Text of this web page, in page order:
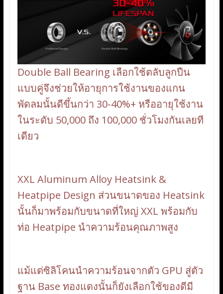
Double Ball Bearing เลือกใช้ตลับลูกปืน
แบบคู่จึงช่วยให้อายุการใช้งานของแกน
พัดลมนั้นดีขึ้นกว่า 30-40%+ หรืออายุใช้งาน
ในระดับ 50,000 ถึง 100,000 ชั่วโมงกันเลยที
เดียว
XXL Aluminum Alloy Heatsink &
Heatpipe Design ส่วนขนาดของ Heatsink
นั้นก็มาพร้อมกับขนาดที่ใหญ่ XXL พร้อมกับ
ท่อ Heatpipe นำความร้อนคุณภาพสูง
แม้แต่ซิลิโคนนำความร้อนจากตัว GPU สู่ตัว
ฐาน Base ทองแดงนั้นก็ยังเลือกใช้ของดีมี